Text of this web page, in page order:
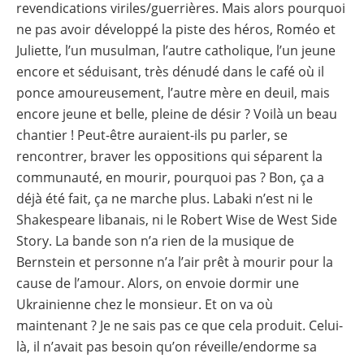
revendications viriles/guerrières. Mais alors pourquoi
ne pas avoir développé la piste des héros, Roméo et
Juliette, l’un musulman, l’autre catholique, l’un jeune
encore et séduisant, très dénudé dans le café où il
ponce amoureusement, l’autre mère en deuil, mais
encore jeune et belle, pleine de désir ? Voilà un beau
chantier ! Peut-être auraient-ils pu parler, se
rencontrer, braver les oppositions qui séparent la
communauté, en mourir, pourquoi pas ? Bon, ça a
déjà été fait, ça ne marche plus. Labaki n’est ni le
Shakespeare libanais, ni le Robert Wise de West Side
Story. La bande son n’a rien de la musique de
Bernstein et personne n’a l’air prêt à mourir pour la
cause de l’amour. Alors, on envoie dormir une
Ukrainienne chez le monsieur. Et on va où
maintenant ? Je ne sais pas ce que cela produit. Celui-
là, il n’avait pas besoin qu’on réveille/endorme sa